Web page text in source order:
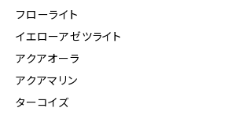
フローライト
イエローアゼツライト
アクアオーラ
アクアマリン
ターコイズ